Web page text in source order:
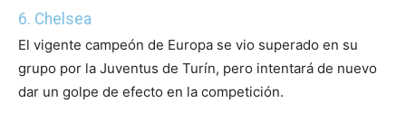
6. Chelsea
El vigente campeón de Europa se vio superado en su
grupo por la Juventus de Turín, pero intentará de nuevo
dar un golpe de efecto en la competición.